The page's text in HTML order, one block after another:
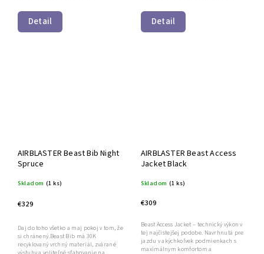
Detail Detail
AIRBLASTER Beast Bib Night
Spruce
Skladom (1 ks)
€329
Daj do toho všetko a maj pokoj v tom, že
si chránený.Beast Bib má 30K
recyklovaný vrchný materiál, zvárané
AIRBLASTER Beast Access
Jacket Black
Skladom (1 ks)
€309
Beast Access Jacket – technický výkon v
tej najčistejšej podobe. Navrhnutá pre
jazdu v akýchkoľvek podmienkach s
maximálnym komfortom a